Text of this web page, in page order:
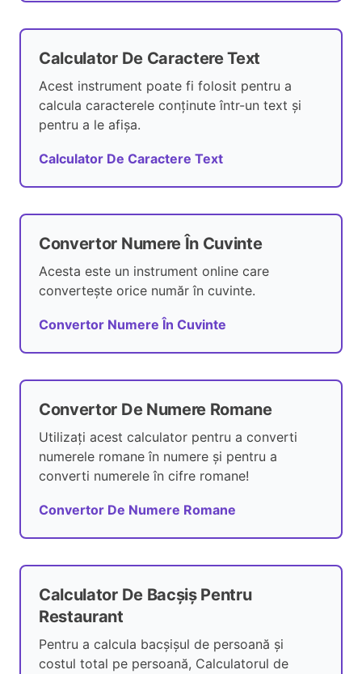
Calculator De Caractere Text
Acest instrument poate fi folosit pentru a
calcula caracterele conținute într-un text și
pentru a le afișa.
Calculator De Caractere Text
Convertor Numere În Cuvinte
Acesta este un instrument online care
convertește orice număr în cuvinte.
Convertor Numere În Cuvinte
Convertor De Numere Romane
Utilizați acest calculator pentru a converti
numerele romane în numere și pentru a
converti numerele în cifre romane!
Convertor De Numere Romane
Calculator De Bacșiș Pentru
Restaurant
Pentru a calcula bacșișul de persoană și
costul total pe persoană, Calculatorul de